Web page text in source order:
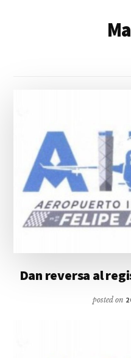
Dan reversa al
posted on